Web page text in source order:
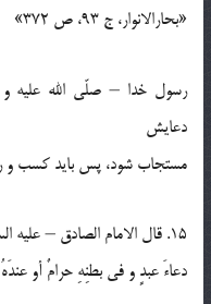
«بحارالانوار، ج 93، ص 372»
رسول خدا – صلّي الله عليه
دعايش
مستجاب شود، پس بايد كسب و
15. قال الامام الصادق – عليه السّلام – : انّ اللهَ لا يرفَعُ
دعاءَ عبدٍ و في بطنِهِ حرامٌ أو